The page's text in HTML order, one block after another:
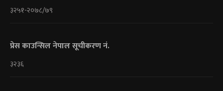
३२५१-२०७८/७९
प्रेस काउन्सिल नेपाल सूचीकरण नं.
३२३६